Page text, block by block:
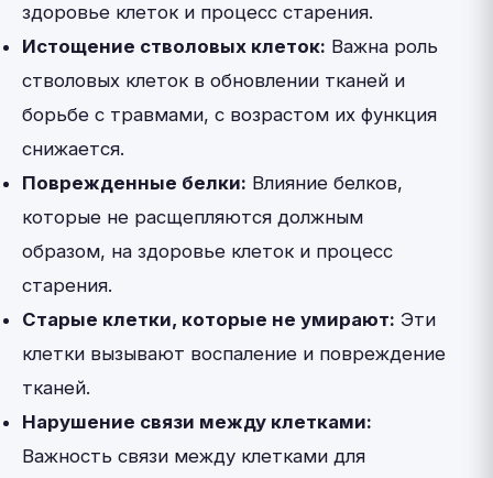
здоровье клеток и процесс старения.
Истощение стволовых клеток: Важна роль
стволовых клеток в обновлении тканей и
борьбе с травмами, с возрастом их функция
снижается.
Поврежденные белки: Влияние белков,
которые не расщепляются должным
образом, на здоровье клеток и процесс
старения.
Старые клетки, которые не умирают: Эти
клетки вызывают воспаление и повреждение
тканей.
Нарушение связи между клетками:
Важность связи между клетками для